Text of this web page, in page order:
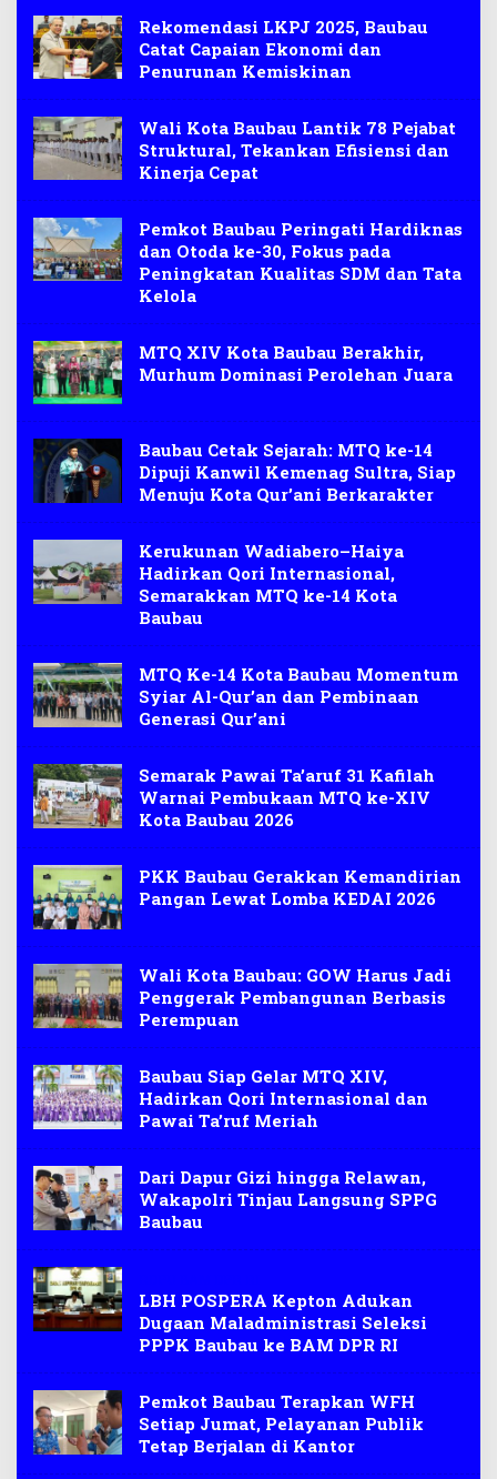
Rekomendasi LKPJ 2025, Baubau
Catat Capaian Ekonomi dan
Penurunan Kemiskinan
Wali Kota Baubau Lantik 78 Pejabat
Struktural, Tekankan Efisiensi dan
Kinerja Cepat
Pemkot Baubau Peringati Hardiknas
dan Otoda ke-30, Fokus pada
Peningkatan Kualitas SDM dan Tata
Kelola
MTQ XIV Kota Baubau Berakhir,
Murhum Dominasi Perolehan Juara
Baubau Cetak Sejarah: MTQ ke-14
Dipuji Kanwil Kemenag Sultra, Siap
Menuju Kota Qur’ani Berkarakter
Kerukunan Wadiabero–Haiya
Hadirkan Qori Internasional,
Semarakkan MTQ ke-14 Kota
Baubau
MTQ Ke-14 Kota Baubau Momentum
Syiar Al-Qur’an dan Pembinaan
Generasi Qur’ani
Semarak Pawai Ta’aruf 31 Kafilah
Warnai Pembukaan MTQ ke-XIV
Kota Baubau 2026
PKK Baubau Gerakkan Kemandirian
Pangan Lewat Lomba KEDAI 2026
Wali Kota Baubau: GOW Harus Jadi
Penggerak Pembangunan Berbasis
Perempuan
Baubau Siap Gelar MTQ XIV,
Hadirkan Qori Internasional dan
Pawai Ta’ruf Meriah
Dari Dapur Gizi hingga Relawan,
Wakapolri Tinjau Langsung SPPG
Baubau
LBH POSPERA Kepton Adukan
Dugaan Maladministrasi Seleksi
PPPK Baubau ke BAM DPR RI
Pemkot Baubau Terapkan WFH
Setiap Jumat, Pelayanan Publik
Tetap Berjalan di Kantor